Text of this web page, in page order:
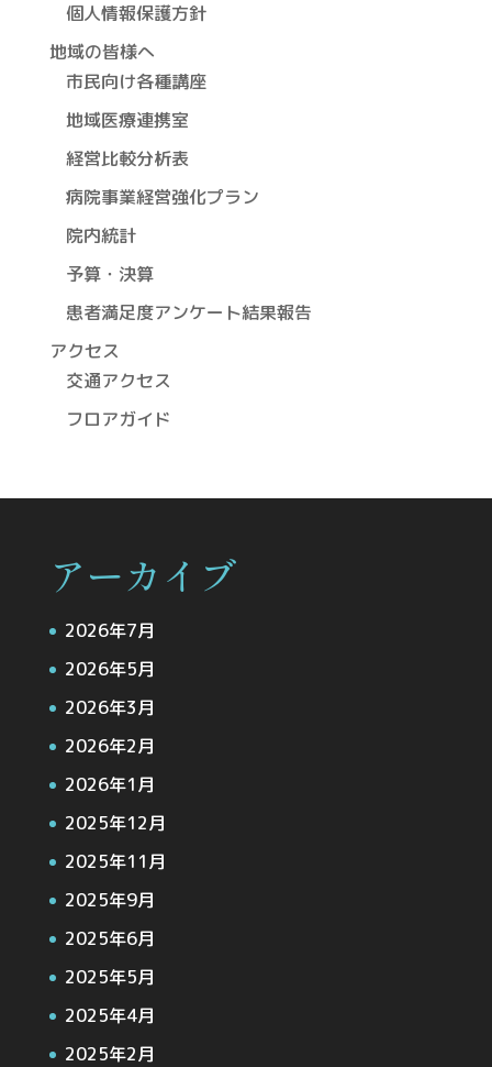
個人情報保護方針
地域の皆様へ
市民向け各種講座
地域医療連携室
経営比較分析表
病院事業経営強化プラン
院内統計
予算・決算
患者満足度アンケート結果報告
アクセス
交通アクセス
フロアガイド
アーカイブ
2026年7月
2026年5月
2026年3月
2026年2月
2026年1月
2025年12月
2025年11月
2025年9月
2025年6月
2025年5月
2025年4月
2025年2月